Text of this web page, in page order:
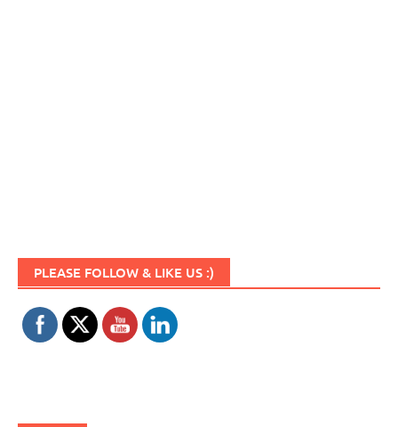
PLEASE FOLLOW & LIKE US :)
Set Youtube Channel ID